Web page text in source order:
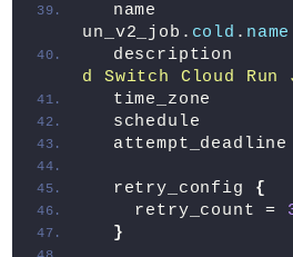
name
un_v2_job. cold . name
description
d Switch Cloud Run
time_zone
schedule
attempt_deadline
  retry_config
{
    retry_count =
}